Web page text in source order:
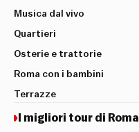
Musica dal vivo
Quartieri
Osterie e trattorie
Roma con i bambini
Terrazze
I migliori tour di Roma